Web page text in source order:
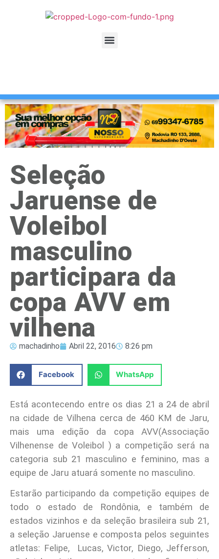
Seleção
Jaruense de
Voleibol
masculino
participara da
copa AVV em
vilhena
machadinho Abril 22, 2016 8:26 pm
Facebook WhatsApp
Está acontecendo entre os dias 21 a 24 de abril
na cidade de Vilhena cerca de 460 KM de Jaru,
mais uma edição da copa AVV(Associação
Vilhenense de Voleibol ) a competição será na
categoria sub 21 masculino e feminino, mas a
equipe de Jaru atuará somente no masculino.
Estarão participando da competição equipes de
todo o estado de Rondônia, e também de
estados vizinhos e da seleção brasileira sub 21,
a seleção Jaruense e composta pelos seguintes
atletas: Felipe, Lucas, Victor, Diego, Jefferson,